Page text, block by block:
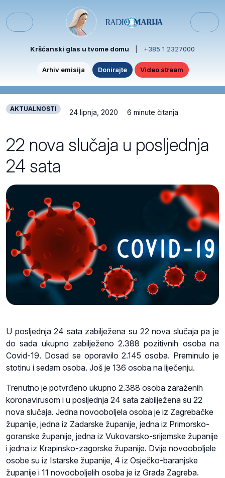
Menu
Kršćanski glas u tvome domu +385 1 2327000
Arhiv emisija Donirajte Video stream
AKTUALNOSTI 24 lipnja, 2020 6 minute čitanja
22 nova slučaja u posljednja
24 sata
U posljednja 24 sata zabilježena su 22 nova slučaja pa je
do sada ukupno zabilježeno 2.388 pozitivnih osoba na
Covid-19. Dosad se oporavilo 2.145 osoba. Preminulo je
stotinu i sedam osoba. Još je 136 osoba na liječenju.
Trenutno je potvrđeno ukupno 2.388 osoba zaraženih
koronavirusom i u posljednja 24 sata zabilježena su 22
nova slučaja. Jedna novooboljela osoba je iz Zagrebačke
županije, jedna iz Zadarske županije, jedna iz Primorsko-
goranske županije, jedna iz Vukovarsko-srijemske županije
i jedna iz Krapinsko-zagorske županije. Dvije novooboljele
osobe su iz Istarske županije, 4 iz Osječko-baranjske
županije i 11 novooboljelih osoba je iz Grada Zagreba.